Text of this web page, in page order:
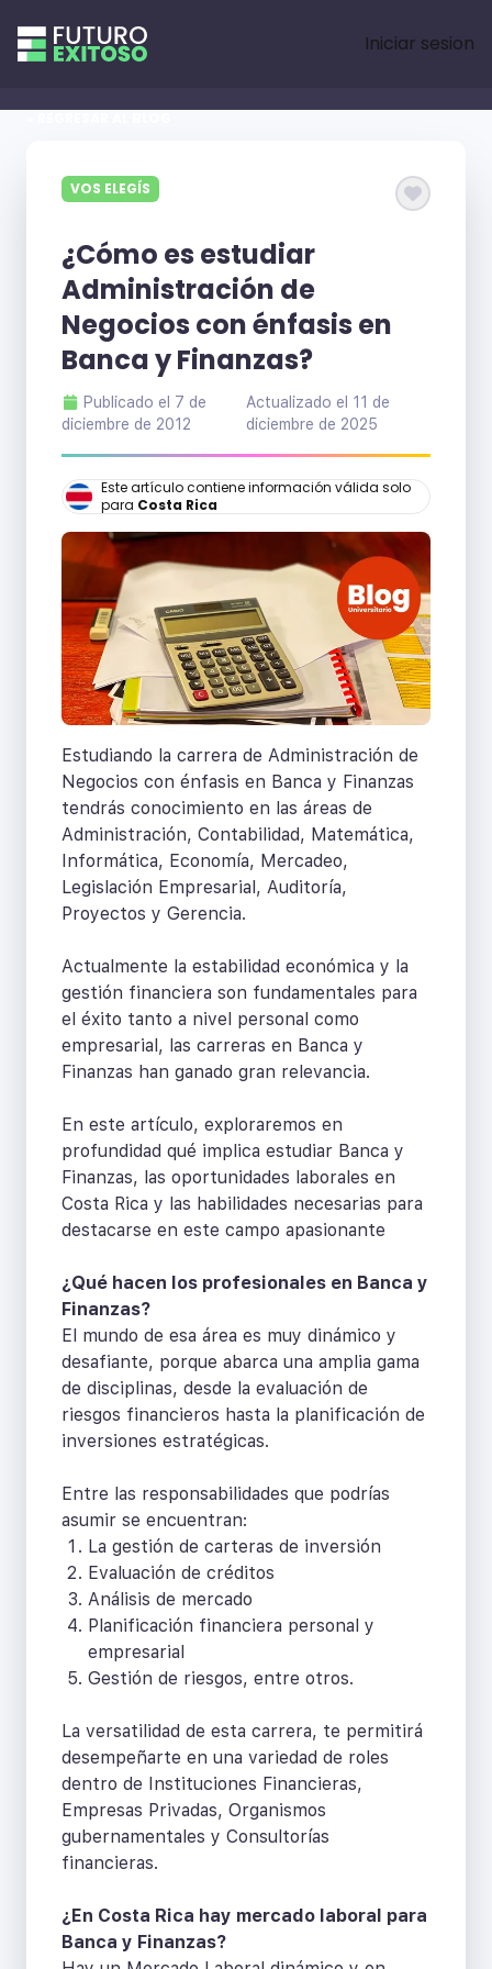
Iniciar sesion
VOS ELEGÍS
¿Cómo es estudiar
Administración de
Negocios con énfasis en
Banca y Finanzas?
Publicado el 7 de
diciembre de 2012
Actualizado el 11 de
diciembre de 2025
Este artículo contiene información válida solo
para Costa Rica
Estudiando la carrera de Administración de
Negocios con énfasis en Banca y Finanzas
tendrás conocimiento en las áreas de
Administración, Contabilidad, Matemática,
Informática, Economía, Mercadeo,
Legislación Empresarial, Auditoría,
Proyectos y Gerencia.
Actualmente la estabilidad económica y la
gestión financiera son fundamentales para
el éxito tanto a nivel personal como
empresarial, las carreras en Banca y
Finanzas han ganado gran relevancia.
En este artículo, exploraremos en
profundidad qué implica estudiar Banca y
Finanzas, las oportunidades laborales en
Costa Rica y las habilidades necesarias para
destacarse en este campo apasionante
¿Qué hacen los profesionales en Banca y
Finanzas?
El mundo de esa área es muy dinámico y
desafiante, porque abarca una amplia gama
de disciplinas, desde la evaluación de
riesgos financieros hasta la planificación de
inversiones estratégicas.
Entre las responsabilidades que podrías
asumir se encuentran:
La gestión de carteras de inversión
Evaluación de créditos
Análisis de mercado
Planificación financiera personal y
empresarial
Gestión de riesgos, entre otros.
La versatilidad de esta carrera, te permitirá
desempeñarte en una variedad de roles
dentro de Instituciones Financieras,
Empresas Privadas, Organismos
gubernamentales y Consultorías
financieras.
¿En Costa Rica hay mercado laboral para
Banca y Finanzas?